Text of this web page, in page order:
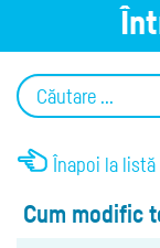
Înapoi la listă
Cum modific